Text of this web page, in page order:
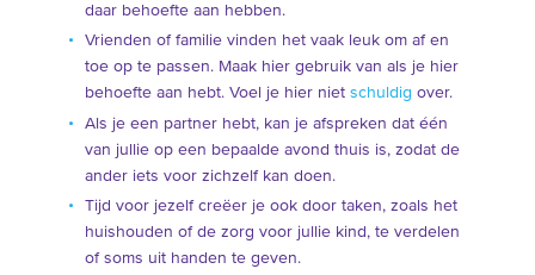
daar behoefte aan hebben.
Vrienden of familie vinden het vaak leuk om af en
toe op te passen. Maak hier gebruik van als je hier
behoefte aan hebt. Voel je hier niet schuldig over.
Als je een partner hebt, kan je afspreken dat één
van jullie op een bepaalde avond thuis is, zodat de
ander iets voor zichzelf kan doen.
Tijd voor jezelf creëer je ook door taken, zoals het
huishouden of de zorg voor jullie kind, te verdelen
of soms uit handen te geven.